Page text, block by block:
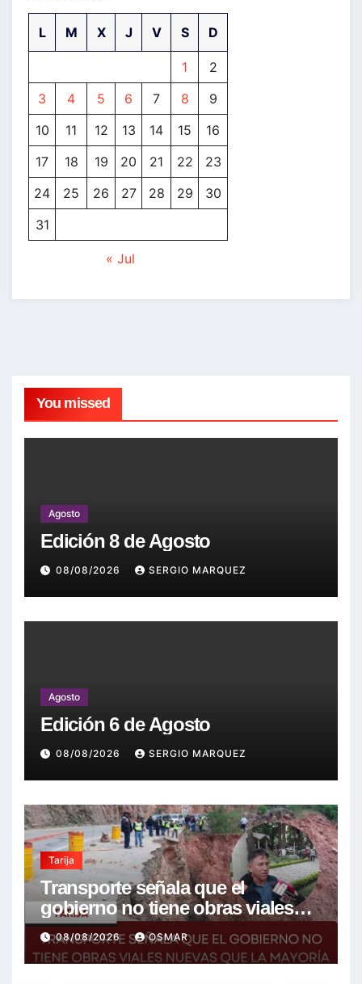
L M X J V S D
1
2
3
4 5 6 7 8
9
10
11 12 13 14 15
16
17
18 19 20 21 22
23
24
25 26 27 28 29
30
31
« Jul
You missed
Agosto
Edición 8 de Agosto
08/08/2026 SERGIO MARQUEZ
Agosto
Edición 6 de Agosto
08/08/2026 SERGIO MARQUEZ
Tarija
Transporte señala que el
gobierno no tiene obras viales
nuevas que la mayoría son de la
anterior gestión
08/08/2026 OSMAR